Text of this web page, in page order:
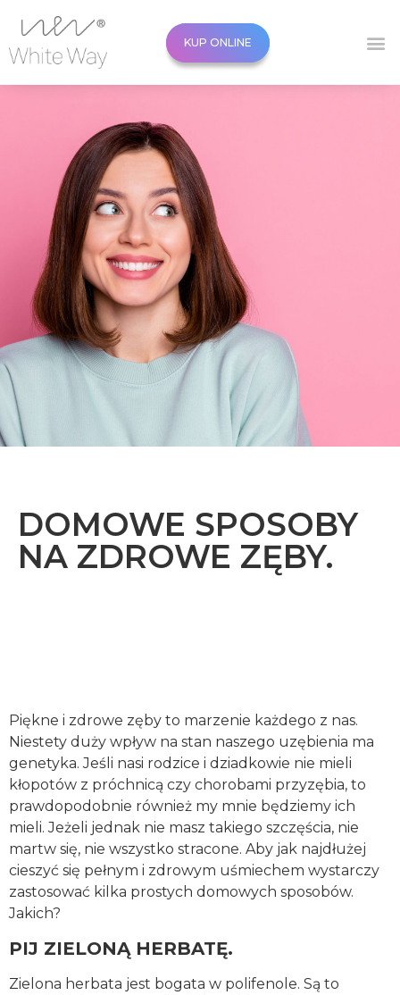
KUP ONLINE
DOMOWE SPOSOBY
NA ZDROWE ZĘBY.
Piękne i zdrowe zęby to marzenie każdego z nas.
Niestety duży wpływ na stan naszego uzębienia ma
genetyka. Jeśli nasi rodzice i dziadkowie nie mieli
kłopotów z próchnicą czy chorobami przyzębia, to
prawdopodobnie również my mnie będziemy ich
mieli. Jeżeli jednak nie masz takiego szczęścia, nie
martw się, nie wszystko stracone. Aby jak najdłużej
cieszyć się pełnym i zdrowym uśmiechem wystarczy
zastosować kilka prostych domowych sposobów.
Jakich?
PIJ ZIELONĄ HERBATĘ.
Zielona herbata jest bogata w polifenole. Są to